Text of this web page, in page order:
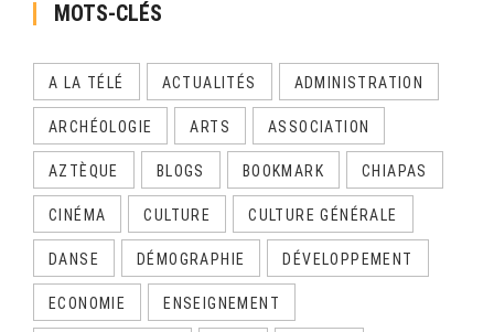
MOTS-CLÉS
A LA TÉLÉ ACTUALITÉS ADMINISTRATION
ARCHÉOLOGIE ARTS ASSOCIATION
AZTÈQUE BLOGS BOOKMARK CHIAPAS
CINÉMA CULTURE CULTURE GÉNÉRALE
DANSE DÉMOGRAPHIE DÉVELOPPEMENT
ECONOMIE ENSEIGNEMENT